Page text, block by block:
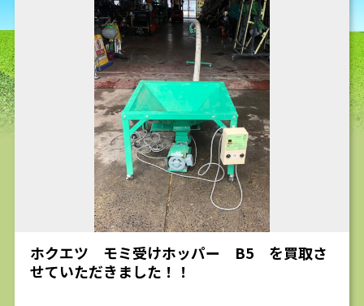
よく頂く質問
お問い合わせ
ホクエツ モミ受けホッパー B5 を買取さ
せていただきました！！